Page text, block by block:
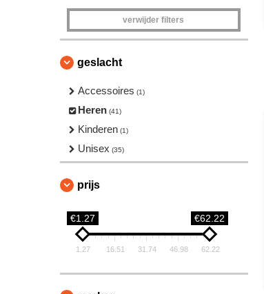
verwijder filters
geslacht
Accessoires (1)
Heren (41)
Kinderen (1)
Unisex (35)
prijs
€1.27 €62.22
1.27 16.51 31.74 46.98 62.22